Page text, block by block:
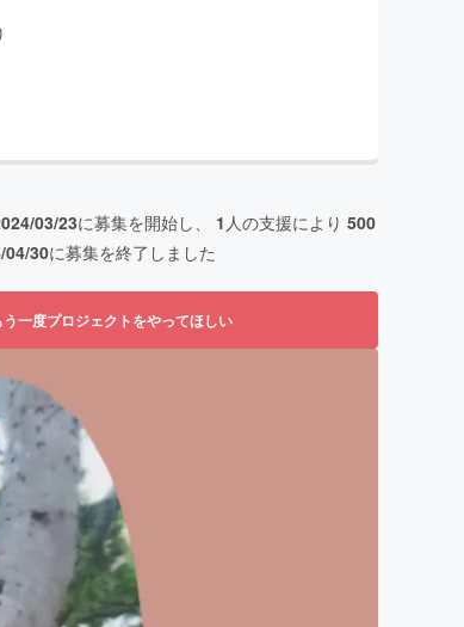
03/23に募集を開始し、 1 人の支援により 500
04/30に募集を終了しました
う一度プロジェクトをやってほしい